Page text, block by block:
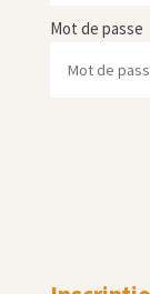
Mot de passe